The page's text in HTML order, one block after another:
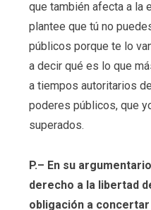
que también afecta a la
plantee que tú no
públicos porque te lo
a decir qué es lo que
a tiempos autoritarios
poderes públicos, que
superados.
P.– En su
derecho a la libertad
obligación a concertar